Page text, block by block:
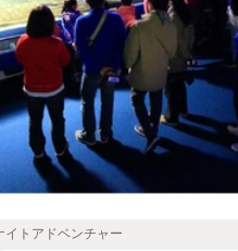
イトアドベンチャー